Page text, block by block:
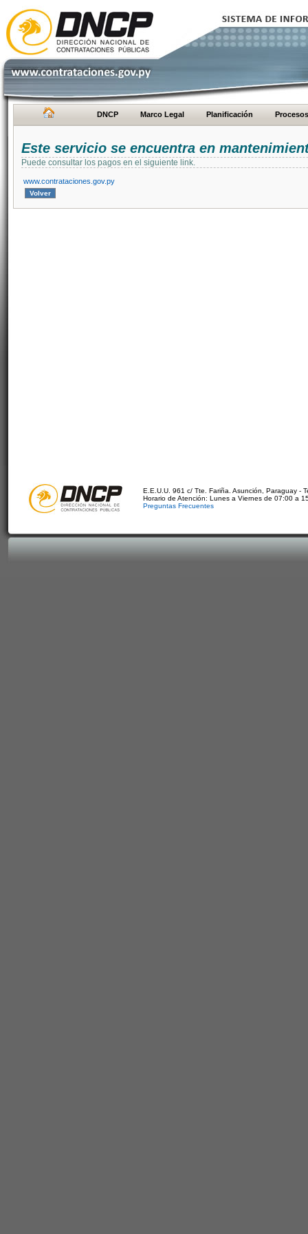
DNCP Marco Legal Planificación Procesos
Este servicio se encuentra en
Puede consultar los pagos en el siguiente link.
www.contrataciones.gov.py
E.E.U.U. 961 c/ Tte. Fariña. Asunción, Paraguay -
Horario de Atención: Lunes a Viernes de 07:00 a
Preguntas Frecuentes